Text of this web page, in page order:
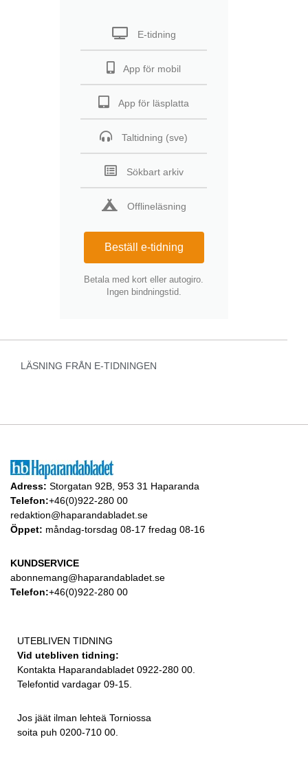
E-tidning
App för mobil
App för läsplatta
Taltidning (sve)
Sökbart arkiv
Offlineläsning
Beställ e-tidning
Betala med kort eller autogiro.
Ingen bindningstid.
LÄSNING FRÅN E-TIDNINGEN
Adress: Storgatan 92B, 953 31 Haparanda
Telefon:+46(0)922-280 00
redaktion@haparandabladet.se
Öppet: måndag-torsdag 08-17 fredag 08-16
KUNDSERVICE
abonnemang@haparandabladet.se
Telefon:+46(0)922-280 00
UTEBLIVEN TIDNING
Vid utebliven tidning:
Kontakta Haparandabladet 0922-280 00.
Telefontid vardagar 09-15.
Jos jäät ilman lehteä Torniossa
soita puh 0200-710 00.